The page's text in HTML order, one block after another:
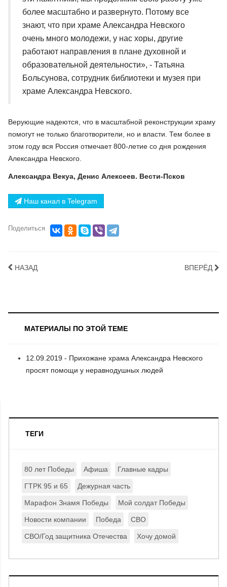
более масштабно и развернуто. Потому все
знают, что при храме Александра Невского
очень много молодежи, у нас хоры, другие
работают направления в плане духовной и
образовательной деятельности», - Татьяна
Больсунова, сотрудник библиотеки и музея при
храме Александра Невского.
Верующие надеются, что в масштабной реконструкции храму
помогут не только благотворители, но и власти. Тем более в
этом году вся Россия отмечает 800-летие со дня рождения
Александра Невского.
Александра Векуа, Денис Алексеев. Вести-Псков
Наш канал в Telegram
Поделиться
НАЗАД ВПЕРЁД
МАТЕРИАЛЫ ПО ЭТОЙ ТЕМЕ
12.09.2019 - Прихожане храма Александра Невского
просят помощи у неравнодушных людей
ТЕГИ
80 лет Победы Афиша Главные кадры
ГТРК 95 и 65 Дежурная часть
Марафон Знамя Победы Мой солдат Победы
Новости компании Победа СВО
СВО/Год защитника Отечества Хочу домой